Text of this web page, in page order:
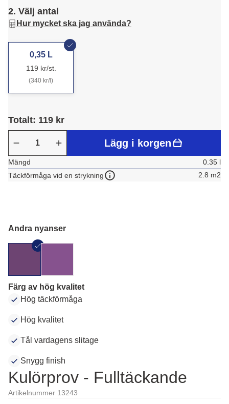
2. Välj antal
Hur mycket ska jag använda?
0,35 L
119 kr/st.
(340 kr/l)
Totalt: 119 kr
Lägg i korgen
Mängd
0.35 l
Täckförmåga vid en strykning
2.8 m2
Andra nyanser
Färg av hög kvalitet
Hög täckförmåga
Hög kvalitet
Tål vardagens slitage
Snygg finish
Kulörprov - Fulltäckande
Artikelnummer 13243